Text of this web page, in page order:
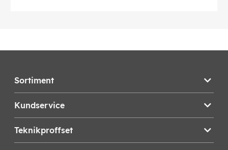
Sortiment
Kundservice
Teknikproffset